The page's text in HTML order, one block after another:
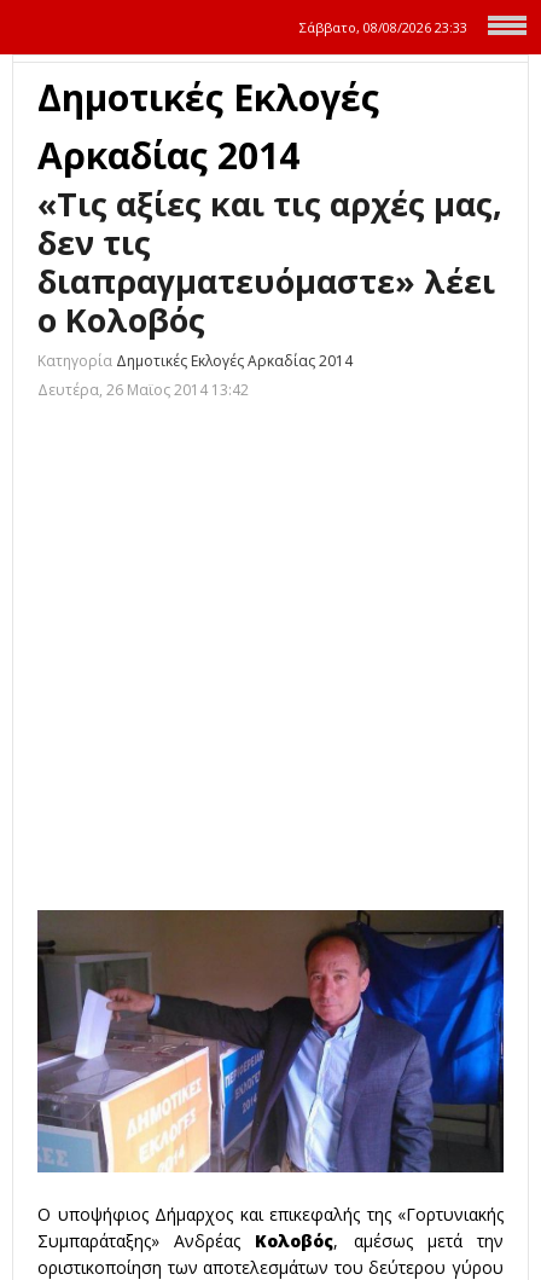
Σάββατο, 08/08/2026 23:33
Δημοτικές Εκλογές
Αρκαδίας 2014
«Τις αξίες και τις αρχές μας,
δεν τις
διαπραγματευόμαστε» λέει
ο Κολοβός
Κατηγορία Δημοτικές Εκλογές Αρκαδίας 2014
Δευτέρα, 26 Μαϊος 2014 13:42
Ο υποψήφιος Δήμαρχος και επικεφαλής της «Γορτυνιακής
Συμπαράταξης» Ανδρέας Κολοβός, αμέσως μετά την
οριστικοποίηση των αποτελεσμάτων του δεύτερου γύρου